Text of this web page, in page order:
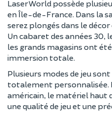
Laser World possède
en Île-de-France. Dans la
serez plongés dans le
Un cabaret des années 30,
les grands magasins ont
immersion totale.
Plusieurs modes de jeu
totalement personnalisée.
américain, le matériel haut
une qualité de jeu et une